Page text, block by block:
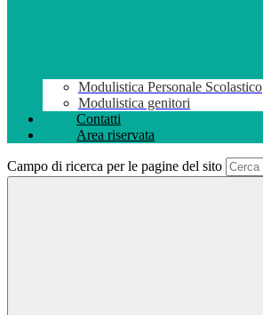
Modulistica Personale Scolastico
Modulistica genitori
Contatti
Area riservata
Campo di ricerca per le pagine del sito